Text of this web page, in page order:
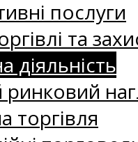
послуги
та
діяльність
торгівля